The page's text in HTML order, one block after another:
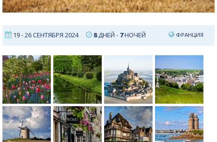
19 - 26 СЕНТЯБРЯ 2024 8ДНЕЙ - 7НОЧЕЙ ФРАНЦИЯ